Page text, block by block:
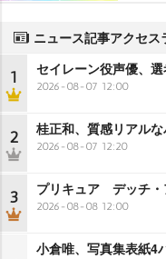
ニュース記事アクセス
1 セイレーン役声優、
2026-08-07 12:00
2 桂正和、質感リアル
2026-08-07 12:20
3 プリキュア デッチ・
2026-08-08 12:00
小倉唯、写真集表紙4